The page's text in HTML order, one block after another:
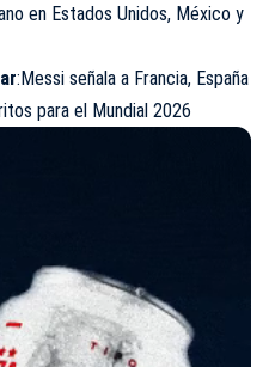
en Estados Unidos, México y
:Messi señala a Francia, España
para el Mundial 2026